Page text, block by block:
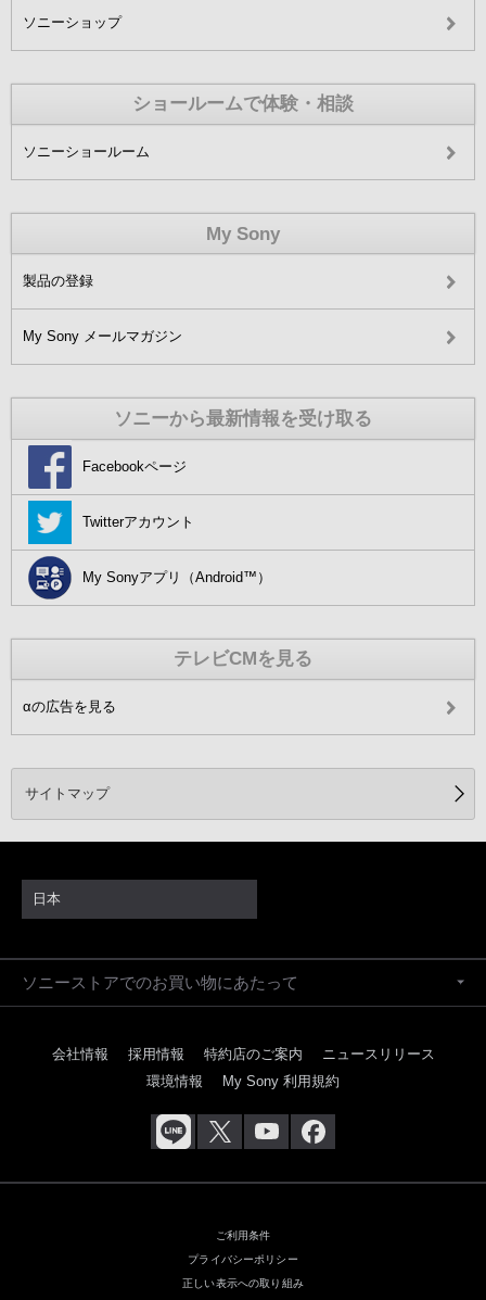
ソニーショップ
ショールームで体験・相談
ソニーショールーム
My Sony
製品の登録
My Sony メールマガジン
ソニーから最新情報を受け取る
Facebookページ
Twitterアカウント
My Sonyアプリ（Android™）
テレビCMを見る
αの広告を見る
サイトマップ
日本
ソニーストアでのお買い物にあたって
会社情報 採用情報 特約店のご案内
ニュースリリース
環境情報
My Sony 利用規約
ご利用条件
プライバシーポリシー
正しい表示への取り組み